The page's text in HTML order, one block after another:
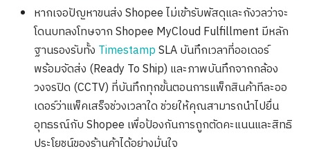
หากเจอปัญหาขนส่ง Shopee ไม่เข้ารับพัสดุและกังวลว่าจะ
โดนบทลงโทษจาก Shopee MyCloud Fulfillment มีหลัก
ฐานรองรับทั้ง TimestampSLA บันทึกเวลาที่ออเดอร์
พร้อมจัดส่ง (Ready To Ship) และภาพบันทึกจากกล้อง
วงจรปิด (CCTV) ที่บันทึกทุกขั้นตอนการแพ็กสินค้าทีละออ
เดอร์ว่าแพ็คเสร็จช่วงเวลาใด ช่วยให้คุณสามารถนำไปยื่น
อุทธรณ์กับ Shopee เพื่อป้องกันการถูกตัดคะแนนและสิทธิ
ประโยชน์ของร้านค้าได้อย่างมั่นใจ